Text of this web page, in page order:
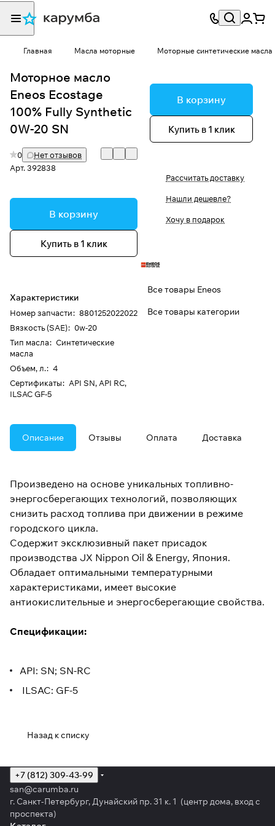
Главная Масла моторные Моторные синтетические масла
Моторное масло
Eneos Ecostage
100% Fully Synthetic
0W-20 SN
0
Нет отзывов
Арт.392838
В корзину
Купить в 1 клик
Характеристики
Номер запчасти: 8801252022022
Вязкость (SAE): 0w-20
Тип масла: Синтетические
масла
Объем, л.: 4
Сертификаты: API SN, API RC,
ILSAC GF-5
В корзину
Купить в 1 клик
Рассчитать доставку
Нашли дешевле?
Хочу в подарок
Все товары Eneos
Все товары категории
Описание Отзывы Оплата Доставка
Произведено на основе уникальных топливно-
энергосберегающих технологий, позволяющих
снизить расход топлива при движении в режиме
городского цикла.
Содержит эксклюзивный пакет присадок
производства JX Nippon Oil & Energy, Япония.
Обладает оптимальными температурными
характеристиками, имеет высокие
антиокислительные и энергосберегающие свойства.
Спецификации:
API: SN; SN-RC
ILSAC: GF-5
Назад к списку
+7 (812) 309-43-99
san@carumba.ru
г. Санкт-Петербург, Дунайский пр. 31 к. 1 (центр дома, вход с
проспекта)